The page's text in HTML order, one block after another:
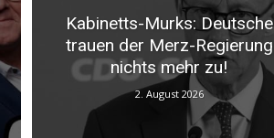
Kabinetts-Murks: Deutsche
trauen der Merz-Regierung
nichts mehr zu!
2. August 2026